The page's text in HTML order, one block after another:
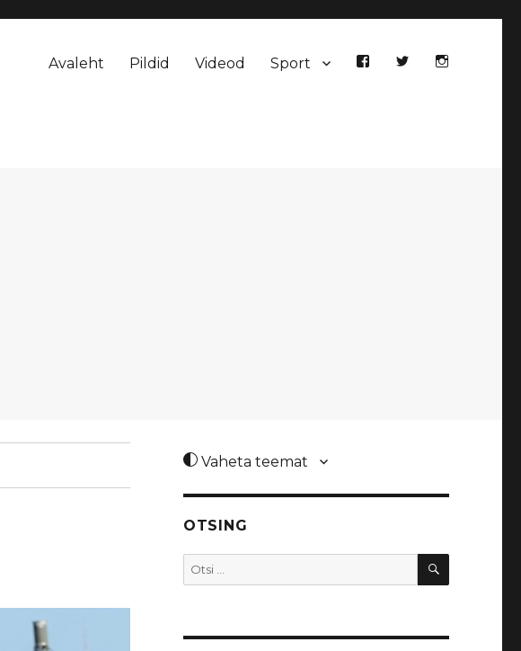
Avaleht Pildid Videod Sport
Vaheta teemat
OTSING
Otsi: OTSI